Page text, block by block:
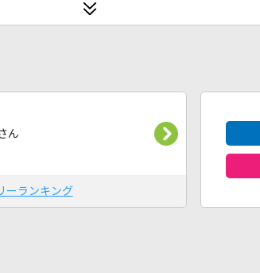
ん
ーランキング